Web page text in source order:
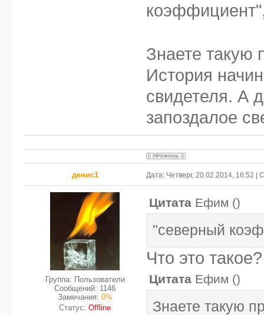
Знаете такую
История
свидетеля. А
запоздалое
денис1 Дата: Четверг, 20.02.2014, 16:52
Группа: Пользователи
Сообщений: 1146
Замечания: 0%
Статус: Offline
Цитата Ефим ()
"северный
Что это такое?
Цитата Ефим ()
Знаете такую